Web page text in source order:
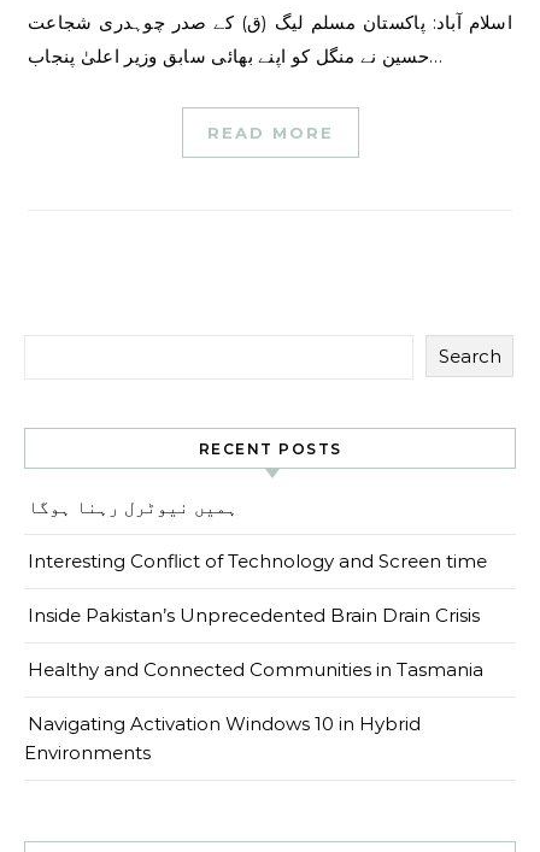
اسلام آباد: پاکستان مسلم لیگ (ق) کے صدر چوہدری شجاعت
حسین نے منگل کو اپنے بھائی سابق وزیر اعلیٰ پنجاب…
READ MORE
Search
RECENT POSTS
ہمیں نیوٹرل رہنا ہوگا
Interesting Conflict of Technology and Screen time
Inside Pakistan’s Unprecedented Brain Drain Crisis
Healthy and Connected Communities in Tasmania
Navigating Activation Windows 10 in Hybrid
Environments